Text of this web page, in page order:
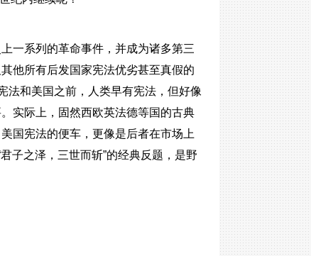
一系列的革命事件，并成为诸多第三
他所有后发国家宪法优劣甚至真假的
和美国之前，人类早有宪法，但好像
实际上，固然西欧英法德等国的古典
国宪法的便车，更像是后者在市场上
子之泽，三世而斩”的经典反题，是野